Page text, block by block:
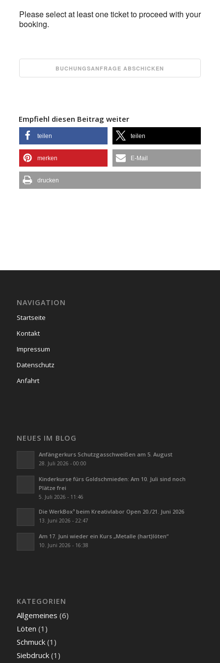
Please select at least one ticket to proceed with your
booking.
Empfiehl diesen Beitrag weiter
teilen teilen
merken E-Mail
drucken
NAVIGATION
Startseite
Kontakt
Impressum
Datenschutz
Anfahrt
NEUES IM BLOG
Anfängerkurs Schutzgasschweißen am 5. August
28. Juli 2026 - 00:00
Kinderkurse fürs Goldschmieden: Am 10. Juli sind noch
Plätze frei
5. Juli 2026 - 11:46
Die WerkBox³ beim Kreativlabor Open 20./21. Juni 2026
13. Juni 2026 - 22:47
Am 17. Juni wieder ein Kurs „Metalle (hart)löten“
10. Juni 2026 - 16:38
KATEGORIEN
Allgemeines (6)
Löten (1)
Schmuck(1)
Siebdruck(1)